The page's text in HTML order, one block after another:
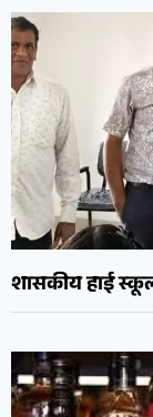
शासकीय हाई